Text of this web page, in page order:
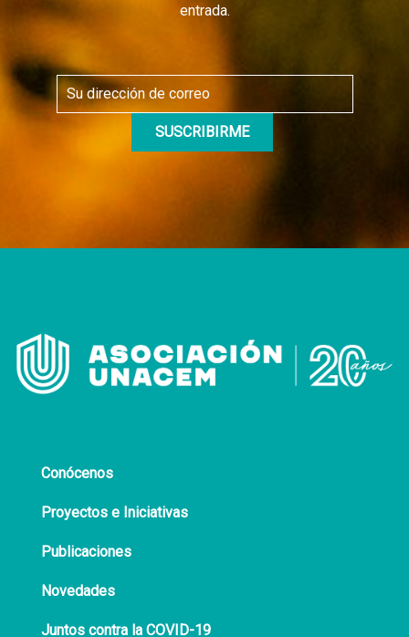
entrada.
Conócenos
Proyectos e Iniciativas
Publicaciones
Novedades
Juntos contra la COVID-19